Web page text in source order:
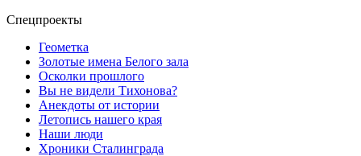
Спецпроекты
Геометка
Золотые имена Белого зала
Осколки прошлого
Вы не видели Тихонова?
Анекдоты от истории
Летопись нашего края
Наши люди
Хроники Сталинграда